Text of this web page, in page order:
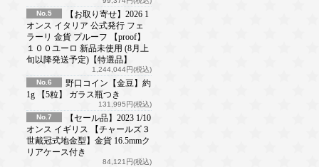
No.5
【お取り寄せ】2026 1
オンス イタリア 公式発行 フェ
ラーリ 金貨 プルーフ 【proof】
１００ユーロ 新品未使用 (8月上
旬以降発送予定)【特選品】
1,244,044円(税込)
No.6
野口コイン【金豆】約
1g 【5粒】 ガラス瓶つき
131,995円(税込)
No.7
【セール品】2023 1/10
オンス イギリス 【チャールズ３
世戴冠式地金型】金貨 16.5mmク
リアケース付き
84,121円(税込)